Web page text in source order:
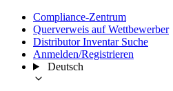
Compliance-Zentrum
Querverweis auf Wettbewerber
Distributor Inventar Suche
Anmelden/Registrieren
Deutsch